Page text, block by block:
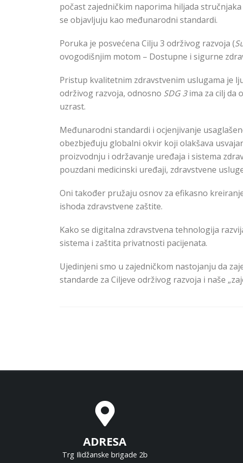
počast zajedničkim naporima hiljada
se objavljuju kao međunarodni standardi.
Poruka je posvećena Cilju 3 održivog razvoja (
ovogodišnjim motom – Dostupne i sigurne
Pristup kvalitetnim zdravstvenim uslugama je
održivog razvoja, odnosno SDG 3ima za cilj da
uzrast.
Međunarodni standardi i ocjenjivanje
obezbjeđuju globalni okvir koji olakšava
proizvodnju i održavanje uređaja i sistema
pouzdani medicinski uređaji, zdravstvene
Oni također pružaju osnov za efikasno
ishoda zdravstvene zaštite.
Kako se digitalna zdravstvena tehnologija
sistema i zaštita privatnosti pacijenata.
Ujedinjeni smo u zajedničkom nastojanju da
standarde za Ciljeve održivog razvoja i naše
ADRESA
Trg Ilidžanske brigade 2b